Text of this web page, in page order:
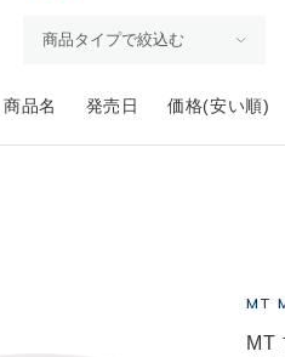
商品名 発売日 価格(安い順)
MT
MT